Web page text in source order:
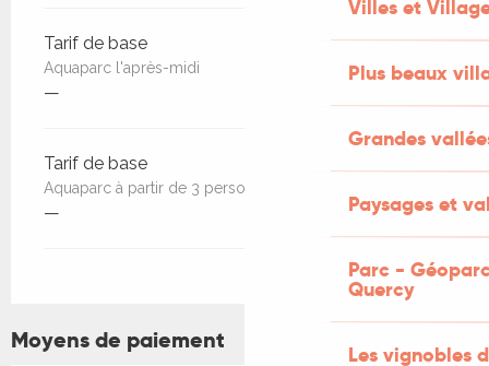
Villes et
Plus beaux
Grandes
Paysages et
Parc -
Quercy
Les vignobles
Tarif de base
Aquaparc l'après-midi
—
Tarif de base
Aquaparc à partir de 3 personnes
—
Moyens de paiement